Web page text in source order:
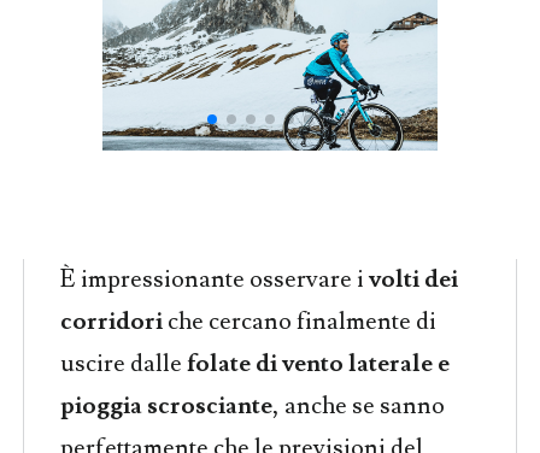
È impressionante osservare ivolti dei
corridoriche cercano finalmente di
uscire dallefolate di vento laterale e
pioggia scrosciante, anche se sanno